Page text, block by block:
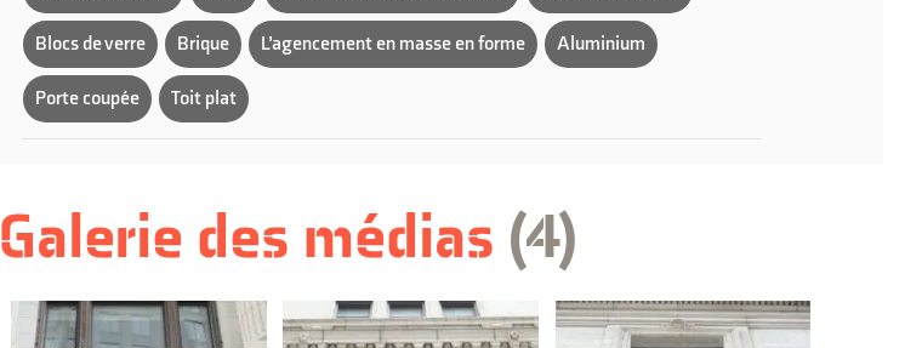
Blocs de verre Brique L’agencement en masse en forme Aluminium
Porte coupée Toit plat
Galerie des médias (4éléments
)
bâtiment